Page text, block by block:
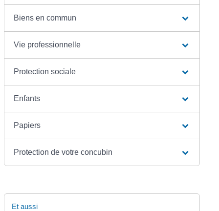
Biens en commun
Vie professionnelle
Protection sociale
Enfants
Papiers
Protection de votre concubin
Et aussi